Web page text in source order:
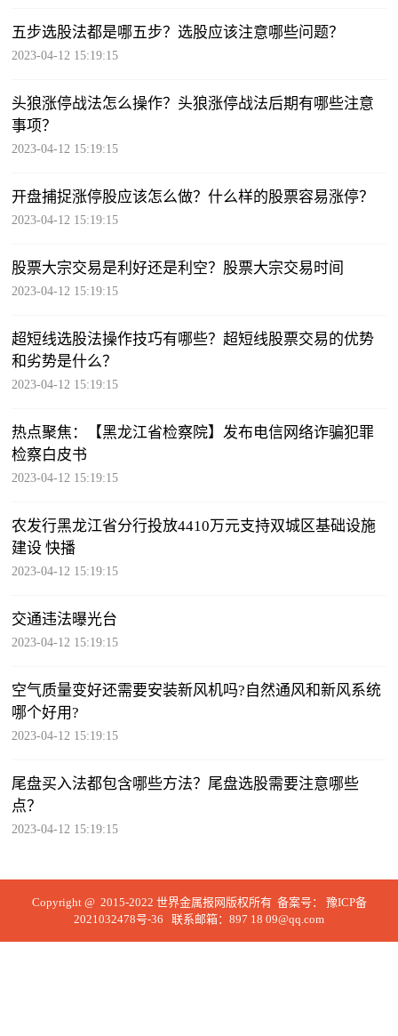
五步选股法都是哪五步？选股应该注意哪些问题？
2023-04-12 15:19:15
头狼涨停战法怎么操作？头狼涨停战法后期有哪些注意
事项？
2023-04-12 15:19:15
开盘捕捉涨停股应该怎么做？什么样的股票容易涨停？
2023-04-12 15:19:15
股票大宗交易是利好还是利空？股票大宗交易时间
2023-04-12 15:19:15
超短线选股法操作技巧有哪些？超短线股票交易的优势
和劣势是什么？
2023-04-12 15:19:15
热点聚焦：【黑龙江省检察院】发布电信网络诈骗犯罪
检察白皮书
2023-04-12 15:19:15
农发行黑龙江省分行投放4410万元支持双城区基础设施
建设 快播
2023-04-12 15:19:15
交通违法曝光台
2023-04-12 15:19:15
空气质量变好还需要安装新风机吗?自然通风和新风系统
哪个好用?
2023-04-12 15:19:15
尾盘买入法都包含哪些方法？尾盘选股需要注意哪些
点？
2023-04-12 15:19:15
Copyright @ 2015-2022 世界金属报网版权所有 备案号： 豫ICP备
2021032478号-36 联系邮箱：897 18 09@qq.com